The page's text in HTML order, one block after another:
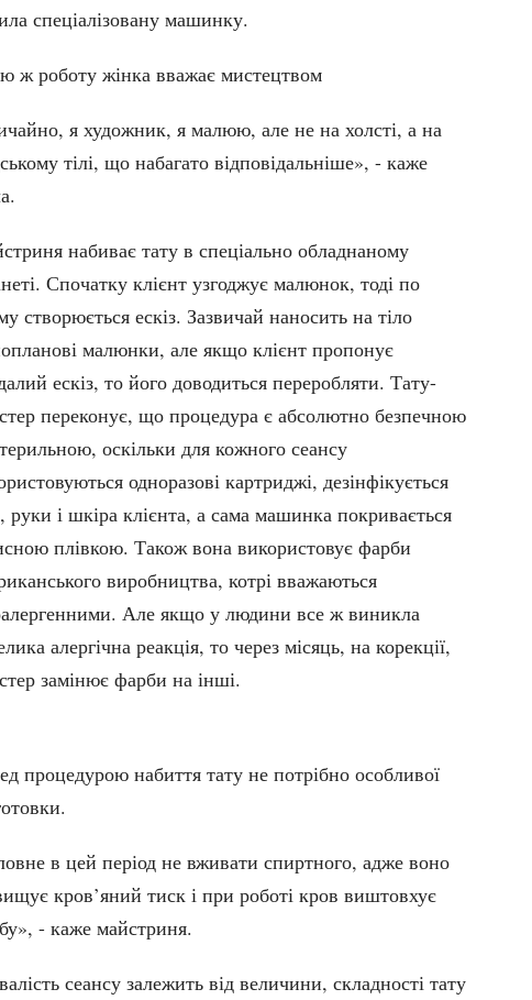
спеціалізовану машинку.
ж роботу жінка вважає мистецтвом
я художник, я малюю, але не на холсті, а на
тілі, що набагато відповідальніше», - каже
набиває тату в спеціально обладнаному
Спочатку клієнт узгоджує малюнок, тоді по
створюється ескіз. Зазвичай наносить на тіло
малюнки, але якщо клієнт пропонує
ескіз, то його доводиться переробляти. Тату-
переконує, що процедура є абсолютно безпечною
оскільки для кожного сеансу
одноразові картриджі, дезінфікується
руки і шкіра клієнта, а сама машинка покривається
плівкою. Також вона використовує фарби
виробництва, котрі вважаються
Але якщо у людини все ж виникла
алергічна реакція, то через місяць, на корекції,
замінює фарби на інші.
процедурою набиття тату не потрібно особливої
в цей період не вживати спиртного, адже воно
кров’яний тиск і при роботі кров виштовхує
- каже майстриня.
сеансу залежить від величини, складності тату